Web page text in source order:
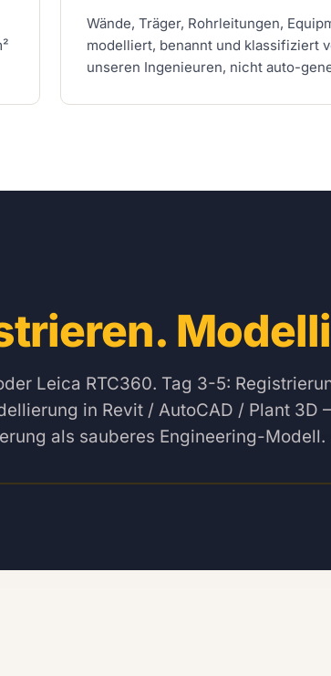
Wände, Träger, Rohrleitungen,
modelliert, benannt und klassifiziert
unseren Ingenieuren, nicht auto-
Leica RTC360. Tag 3-5:
in Revit / AutoCAD / Plant 3D
als sauberes Engineering-Modell.